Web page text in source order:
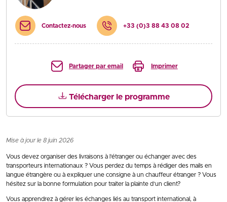
Contactez-nous +33 (0)3 88 43 08 02
Partager par email Imprimer
Télécharger le programme
Mise à jour le 8 juin 2026
Vous devez organiser des livraisons à l’étranger ou échanger avec des
transporteurs internationaux ? Vous perdez du temps à rédiger des mails en
langue étrangère ou à expliquer une consigne à un chauffeur étranger ? Vous
hésitez sur la bonne formulation pour traiter la plainte d’un client?
Vous apprendrez à gérer les échanges liés au transport international, à